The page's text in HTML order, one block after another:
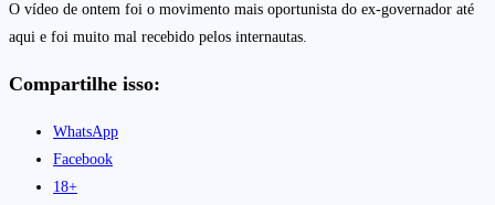
O vídeo de ontem foi o movimento mais oportunista do ex-governador até
aqui e foi muito mal recebido pelos internautas.
Compartilhe isso:
WhatsApp
Facebook
18+